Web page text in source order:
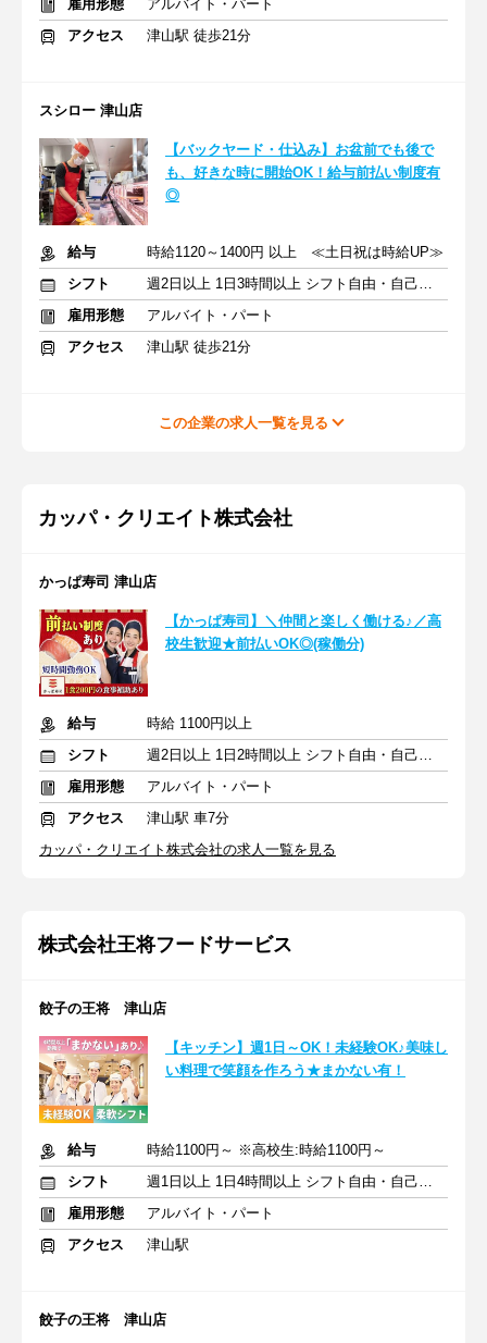
雇用形態
アルバイト・パート
アクセス
津山駅 徒歩21分
スシロー 津山店
【バックヤード・仕込み】お盆前でも後で
も、好きな時に開始OK！給与前払い制度有
◎
給与
時給1120～1400円 以上 ≪土日祝は時給UP≫
シフト
週2日以上 1日3時間以上 シフト自由・自己申告
雇用形態
アルバイト・パート
アクセス
津山駅 徒歩21分
この企業の求人一覧を見る
カッパ・クリエイト株式会社
かっぱ寿司 津山店
【かっぱ寿司】＼仲間と楽しく働ける♪／高
校生歓迎★前払いOK◎(稼働分)
給与
時給 1100円以上
シフト
週2日以上 1日2時間以上 シフト自由・自己申告
雇用形態
アルバイト・パート
アクセス
津山駅 車7分
カッパ・クリエイト株式会社の求人一覧を見る
株式会社王将フードサービス
餃子の王将 津山店
【キッチン】週1日～OK！未経験OK♪美味し
い料理で笑顔を作ろう★まかない有！
給与
時給1100円～ ※高校生:時給1100円～
シフト
週1日以上 1日4時間以上 シフト自由・自己申告
雇用形態
アルバイト・パート
アクセス
津山駅
餃子の王将 津山店